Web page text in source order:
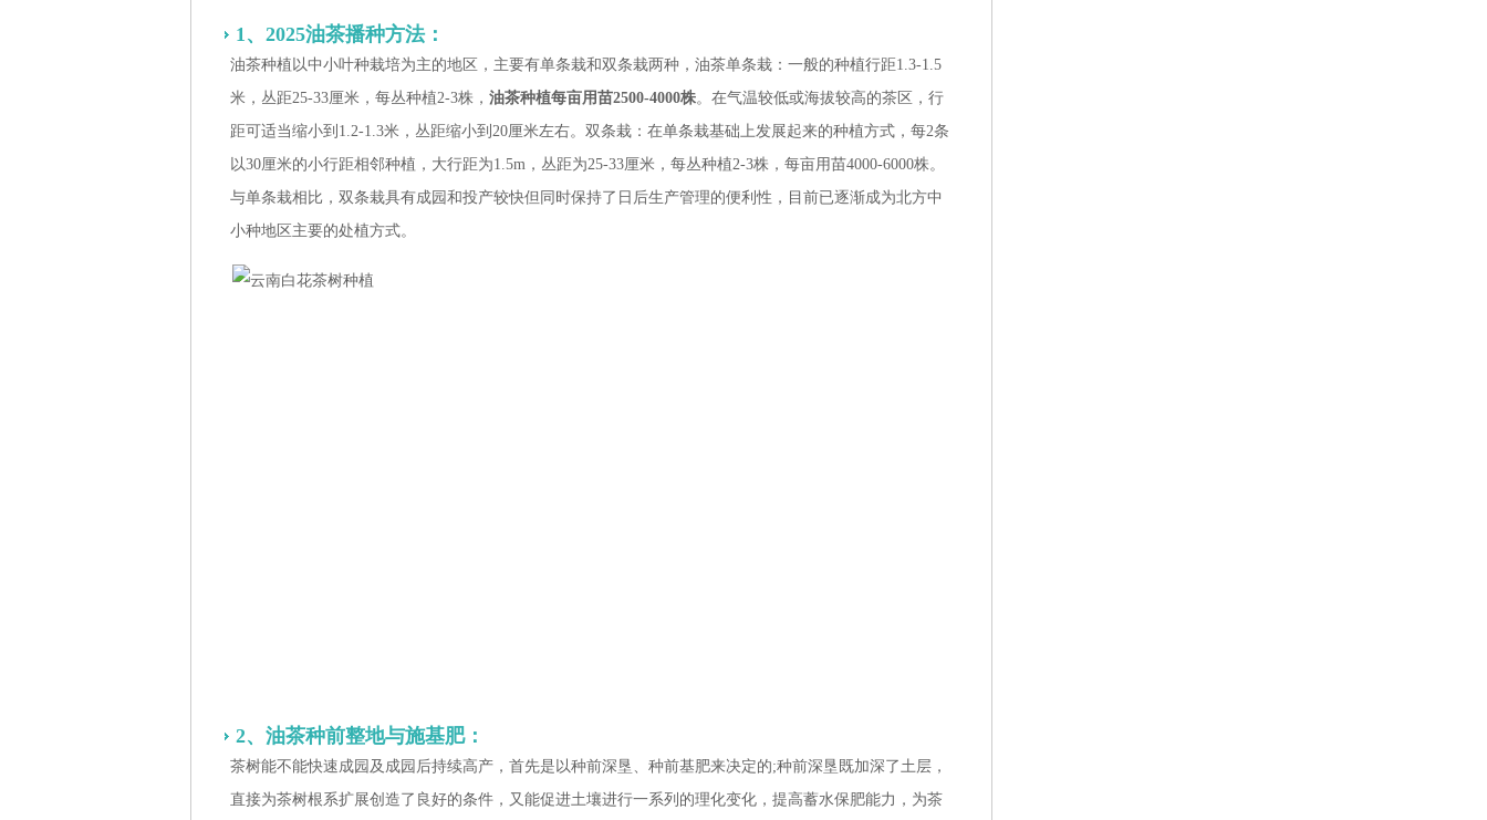
1、2025油茶播种方法：
油茶种植以中小叶种栽培为主的地区，主要有单条栽和双条栽两种，油茶单条栽：一般的种植行距1.3-1.5
米，丛距25-33厘米，每丛种植2-3株， 油茶种植每亩用苗2500-4000株。在气温较低或海拔较高的茶区，行
距可适当缩小到1.2-1.3米，丛距缩小到20厘米左右。双条栽：在单条栽基础上发展起来的种植方式，每2条
以30厘米的小行距相邻种植，大行距为1.5m，丛距为25-33厘米，每丛种植2-3株，每亩用苗4000-6000株。
与单条栽相比，双条栽具有成园和投产较快但同时保持了日后生产管理的便利性，目前已逐渐成为北方中
小种地区主要的处植方式。
2、油茶种前整地与施基肥：
茶树能不能快速成园及成园后持续高产，首先是以种前深垦、种前基肥来决定的;种前深垦既加深了土层，
直接为茶树根系扩展创造了良好的条件，又能促进土壤进行一系列的理化变化，提高蓄水保肥能力，为茶